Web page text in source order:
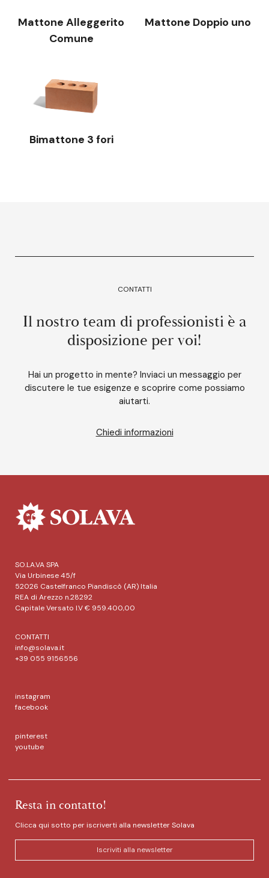
Mattone Alleggerito
Comune
Mattone Doppio uno
Bimattone 3 fori
CONTATTI
Il nostro team di professionisti è a
disposizione per voi!
Hai un progetto in mente? Inviaci un messaggio per
discutere le tue esigenze e scoprire come possiamo
aiutarti.
Chiedi informazioni
SO.LA.VA SPA
Via Urbinese 45/f
52026 Castelfranco Piandiscò (AR) Italia
REA di Arezzo n.28292
Capitale Versato I.V € 959.400,00
CONTATTI
info@solava.it
+39 055 9156556
instagram
facebook
pinterest
youtube
Resta in contatto!
Clicca qui sotto per iscriverti alla newsletter Solava
Iscriviti alla newsletter